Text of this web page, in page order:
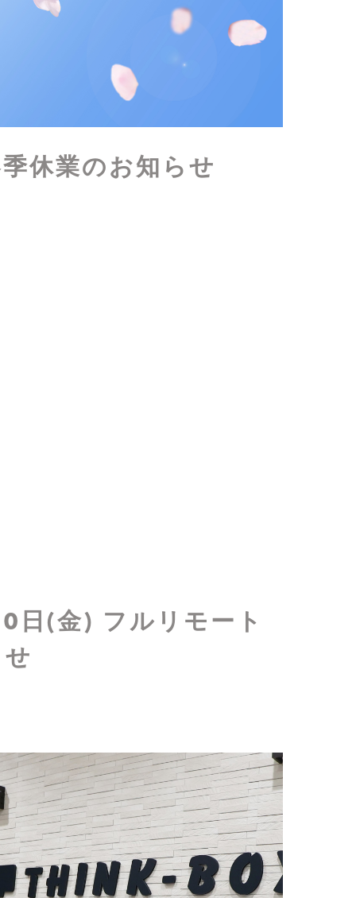
休業のお知らせ
日(金) フルリモート